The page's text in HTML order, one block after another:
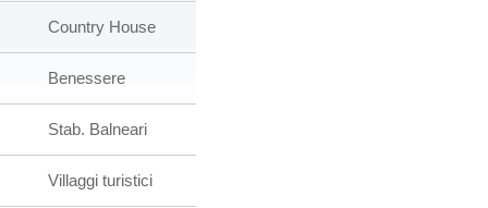
Country House
Benessere
Stab. Balneari
Villaggi turistici